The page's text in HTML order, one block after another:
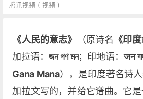
腾讯视频 ( 视频 )
《人民的意志》 （原诗名 《印
加拉语：জন গণ মন；印地语：जन
Gana Mana），是印度著名诗
加拉文写的，并给它谱曲。它